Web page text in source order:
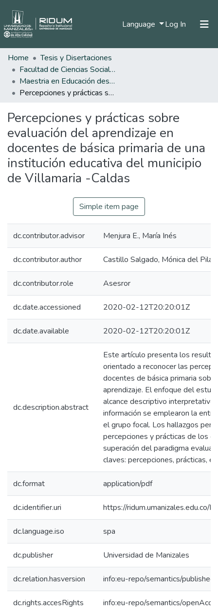
Language Log In (current)
Statistics
Home
Tesis y Disertaciones
Facultad de Ciencias Sociales y Humanas
Maestria en Educación desde la Diversidad
Percepciones y prácticas sobre evaluación del aprendizaje en docentes de básica primaria de una institución educativa del municipio de Villamaria -Caldas
Percepciones y prácticas sobre
evaluación del aprendizaje en
docentes de básica primaria de una
institución educativa del municipio
de Villamaria -Caldas
Simple item page
dc.contributor.advisor Menjura E., María Inés
dc.contributor.author Castillo Salgado, Mónica del Pilar
dc.contributor.role Asesror
dc.date.accessioned 2020-02-12T20:20:01Z
dc.date.available 2020-02-12T20:20:01Z
dc.description.abstract
Este artículo presenta los
orientado a reconocer las
docentes de básica primaria
aprendizaje. El enfoque del
alcance descriptivo
información se emplearon la
el grupo focal. Los hallazgos
percepciones y prácticas de los
superación del paradigma
claves: percepciones, prácticas,
dc.format application/pdf
dc.identifier.uri https://
dc.language.iso spa
dc.publisher Universidad de Manizales
dc.relation.hasversion info:eu-repo/semantics/
dc.rights.accesRights info:eu-repo/semantics/